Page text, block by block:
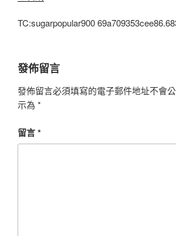
TC:sugarpopular900
發佈留言
發佈留言必須填寫的電子郵件地址不會公
示為 *
留言*